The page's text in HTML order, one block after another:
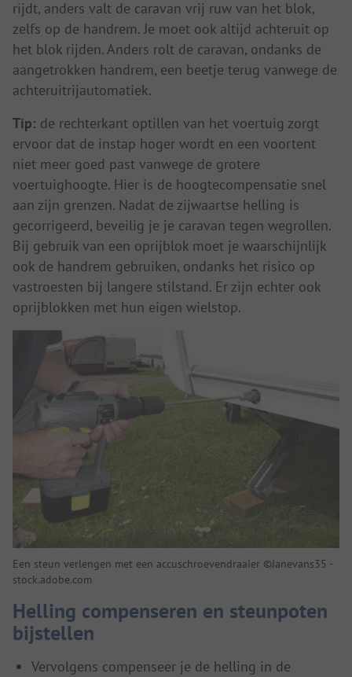
rijdt, anders valt de caravan vrij ruw van het blok,
zelfs op de handrem. Je moet ook altijd achteruit op
het blok rijden. Anders rolt de caravan, ondanks de
aangetrokken handrem, een beetje terug vanwege de
achteruitrijautomatiek.
Tip: de rechterkant optillen van het voertuig zorgt
ervoor dat de instap hoger wordt en een voortent
niet meer goed past vanwege de grotere
voertuighoogte. Hier is de hoogtecompensatie snel
aan zijn grenzen. Nadat de zijwaartse helling is
gecorrigeerd, beveilig je je caravan tegen wegrollen.
Bij gebruik van een oprijblok moet je waarschijnlijk
ook de handrem gebruiken, ondanks het risico op
vastroesten bij langere stilstand. Er zijn echter ook
oprijblokken met hun eigen wielstop.
Een steun verlengen met een accuschroevendraaier ©Janevans35 -
stock.adobe.com
Helling compenseren en steunpoten
bijstellen
Vervolgens compenseer je de helling in de